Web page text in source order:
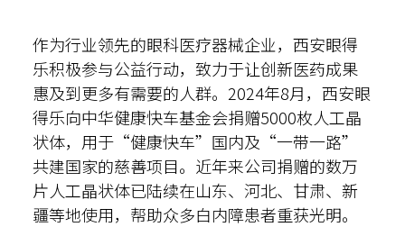
作为行业领先的眼科医疗器械企业，西安眼得
乐积极参与公益行动，致力于让创新医药成果
惠及到更多有需要的人群。2024年8月，西安眼
得乐向中华健康快车基金会捐赠5000枚人工晶
状体，用于“健康快车”国内及“一带一路”
共建国家的慈善项目。近年来公司捐赠的数万
片人工晶状体已陆续在山东、河北、甘肃、新
疆等地使用，帮助众多白内障患者重获光明。